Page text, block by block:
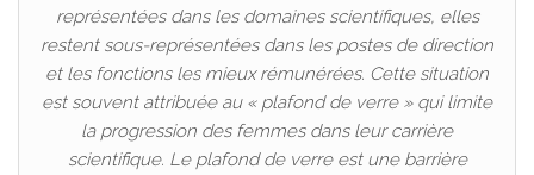
représentées dans les domaines scientifiques, elles
restent sous-représentées dans les postes de direction
et les fonctions les mieux rémunérées. Cette situation
est souvent attribuée au « plafond de verre » qui limite
la progression des femmes dans leur carrière
scientifique. Le plafond de verre est une barrière